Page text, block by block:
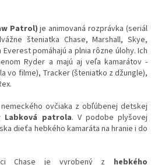
Patrol) je animovaná rozprávka (seriál
šteniatka Chase, Marshall, Skye,
pomáhajú a plnia rôzne úlohy. Ich
Ryder a majú aj veľa kamarátov -
vo filme), Tracker (šteniatko z džungle),
ovčiaka z obľúbenej detskej
Labková patrola. V podobe plyšovej
dieťa hebkého kamaráta na hranie i do
Chase je vyrobený z hebkého